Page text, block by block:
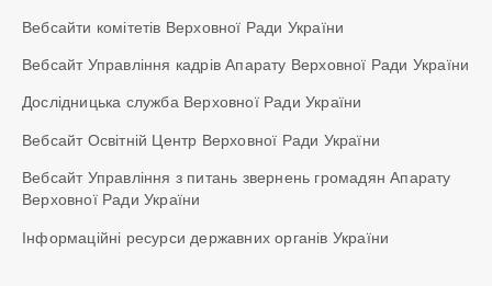
Вебсайти комітетів Верховної Ради України
Вебсайт Управління кадрів Апарату Верховної Ради України
Дослідницька служба Верховної Ради України
Вебсайт Освітній Центр Верховної Ради України
Вебсайт Управління з питань звернень громадян Апарату
Верховної Ради України
Інформаційні ресурси державних органів України